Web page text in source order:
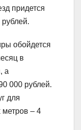
придется
обойдется
в
а
000 рублей.
для
метров – 4